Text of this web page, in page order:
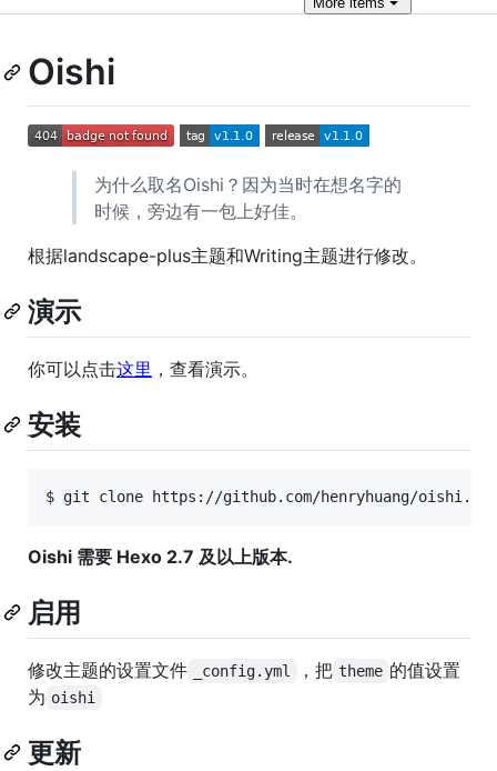
Oishi
为什么取名Oishi？因为当时在想名字的
时候，旁边有一包上好佳。
根据landscape-plus主题和Writing主题进行修改。
演示
你可以点击这里 ，查看演示。
安装
$ git clone https://github.com/henryhuang/
Oishi 需要 Hexo 2.7 及以上版本.
启用
修改主题的设置文件 _config.yml ，把 theme 的值设置
为 oishi
更新